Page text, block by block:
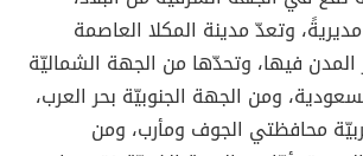
وتعدّ مدينة المكلا العاصمة
المدن فيها، وتحدّها من الجهة الشماليّة
ومن الجهة الجنوبيّة بحر العرب،
محافظتي الجوف ومأرب، ومن